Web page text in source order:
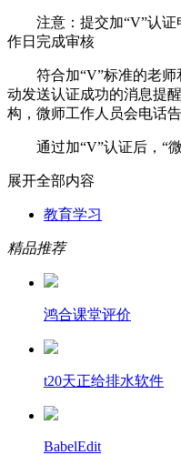
注意：提交加“V”认
作日完成审核
符合加“V”标准的老
动发送认证成功的消息提
构，微师工作人员会电话
通过加“V”认证后，“
展开全部内容
教育学习
精品推荐
鸿合课堂评价
t20天正给排水软件
BabelEdit